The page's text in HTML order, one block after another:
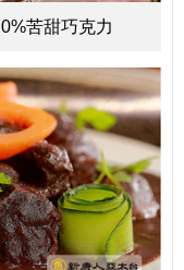
苦甜巧克力